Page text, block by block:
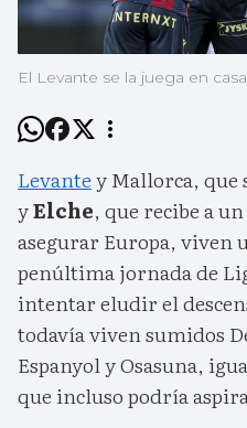
El Levante se la juega en
Levantey Mallorca, que
yElche, que recibe a
asegurar Europa, viven
penúltima jornada de
intentar eludir el
todavía viven sumidos
Espanyol y Osasuna,
que incluso podría